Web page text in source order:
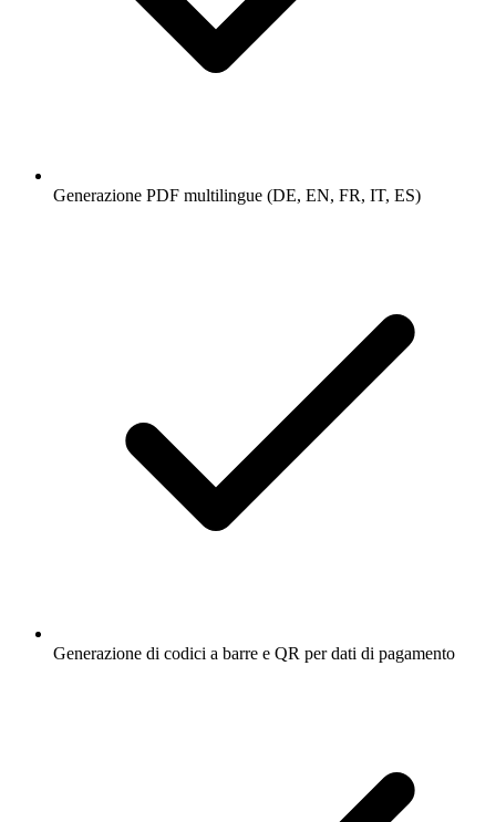
Generazione PDF multilingue (DE, EN, FR, IT, ES)
Generazione di codici a barre e QR per dati di pagamento